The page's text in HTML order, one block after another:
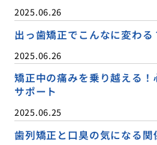
2025.06.26
出っ歯矯正でこんなに変わる
2025.06.26
矯正中の痛みを乗り越える
サポート
2025.06.25
歯列矯正と口臭の気になる関